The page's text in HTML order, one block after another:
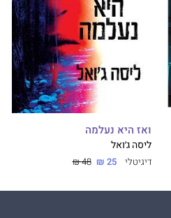
ואז היא נעלמה
ליסה ג׳ואל
דיגיטלי 25 ₪
48 ₪